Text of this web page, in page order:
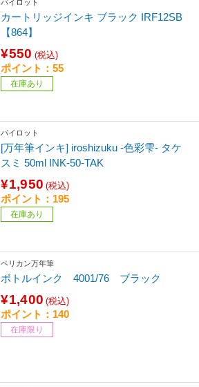
パイロット
カートリッジインキ ブラック IRF12SB
【864】
¥550 (税込)
ポイント：55
在庫あり
パイロット
[万年筆インキ] iroshizuku ‐色彩雫- タケ
スミ 50ml INK-50-TAK
¥1,950 (税込)
ポイント：195
在庫あり
ペリカン万年筆
ボトルインク 4001/76 ブラック
¥1,400 (税込)
ポイント：140
在庫限り